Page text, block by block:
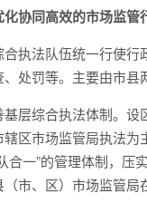
协同高效的市场监管
执法队伍统一行使
处罚等。主要由市县
基层综合执法体制。
辖区市场监管局执法
合一”的管理体制，
市、区）市场监管局